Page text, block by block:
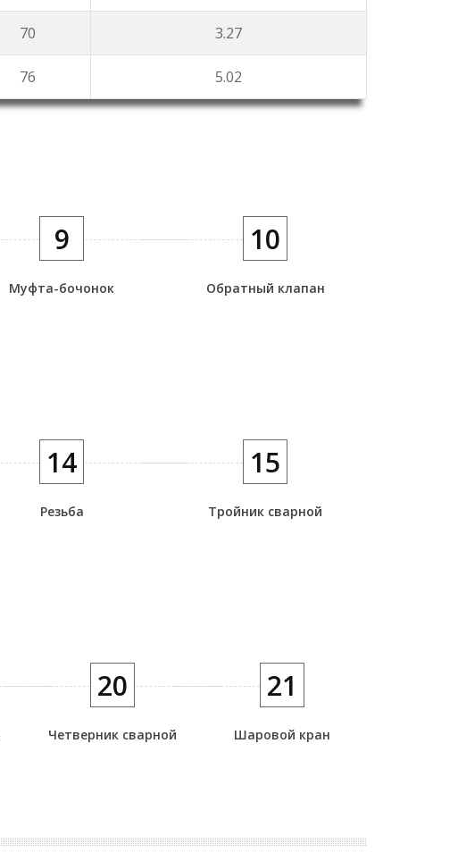
70 3.27
76 5.02
9
Муфта-бочонок
10
Обратный клапан
14
Резьба
15
Тройник сварной
20
Четверник сварной
21
Шаровой кран